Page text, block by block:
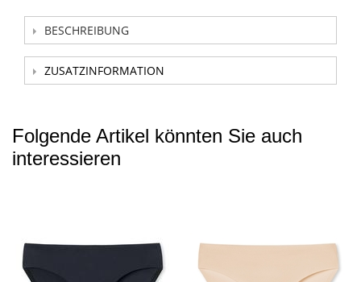
BESCHREIBUNG
ZUSATZINFORMATION
Folgende Artikel könnten Sie auch
interessieren